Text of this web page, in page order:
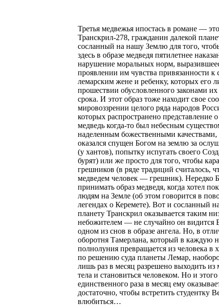
Третья медвежья ипостась в романе — это
Транскрил-278, гражданин далекой
сосланный на нашу Землю для того,
здесь в образе медведя пятилетнее
нарушение моральных норм,
проявлении им чувства привязанности к
лемарским жене и ребенку, которых его
прошествии обусловленного законами
срока. И этот образ тоже находит свое
мировоззрении целого ряда народов
которых распространено представление
медведь когда-то был небесным
наделенным божественными качествами,
оказался спущен Богом на землю за
(у хантов), попытку испугать своего
бурят) или же просто для того, чтобы
грешников (в ряде традиций считалось,
медведем человек — грешник). Нередко
принимать образ медведя, когда хотел
людям на Земле (об этом говорится в
легендах о Керемете). Вот и сосланный
планету Транскрил оказывается таким
небожителем — не случайно он видится
одном из снов в образе ангела. Но, в
оборотня Тамерлана, который в каждую
полнолуния превращается из человека в
по решению суда планеты Лемар,
лишь раз в месяц разрешено выходить из
тела и становиться человеком. Но и этого
единственного раза в месяц ему
достаточно, чтобы встретить студентку
влюбиться…